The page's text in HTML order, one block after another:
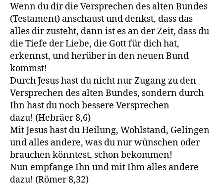
Wenn du dir die Versprechen des alten Bundes
(Testament) anschaust und denkst, dass das
alles dir zusteht, dann ist es an der Zeit, dass du
die Tiefe der Liebe, die Gott für dich hat,
erkennst, und herüber in den neuen Bund
kommst!
Durch Jesus hast du nicht nur Zugang zu den
Versprechen des alten Bundes, sondern durch
Ihn hast du noch bessere Versprechen
dazu! (Hebräer 8,6)
Mit Jesus hast du Heilung, Wohlstand, Gelingen
und alles andere, was du nur wünschen oder
brauchen könntest, schon bekommen!
Nun empfange Ihn und mit Ihm alles andere
dazu! (Römer 8,32)